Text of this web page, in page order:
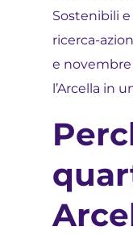
Sostenibili
ricerca-
e novembre
l’Arcella in